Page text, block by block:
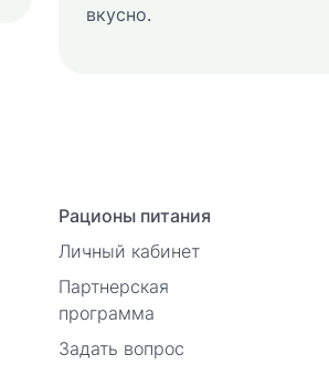
вкусно.
Рационы питания
Личный кабинет
Партнерская
программа
Задать вопрос